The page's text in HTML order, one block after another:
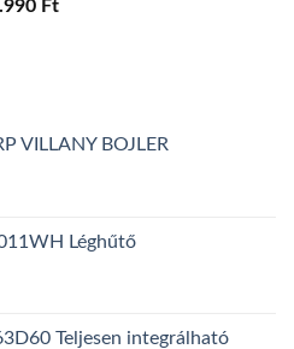
Ft.
FtCurrent
VILLANY BOJLER
Léghűtő
Teljesen integrálható